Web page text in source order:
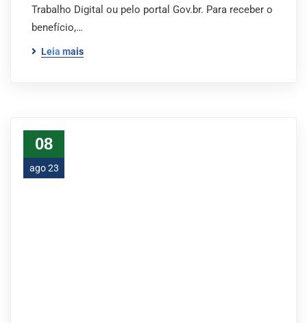
Trabalho Digital ou pelo portal Gov.br. Para receber o
benefício,…
Leia mais
08
ago 23